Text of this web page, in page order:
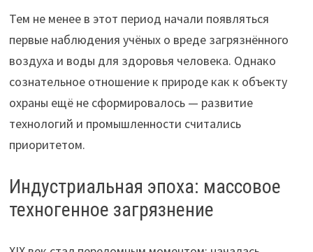
Тем не менее в этот период начали появляться
первые наблюдения учёных о вреде загрязнённого
воздуха и воды для здоровья человека. Однако
сознательное отношение к природе как к объекту
охраны ещё не сформировалось — развитие
технологий и промышленности считались
приоритетом.
Индустриальная эпоха: массовое
техногенное загрязнение